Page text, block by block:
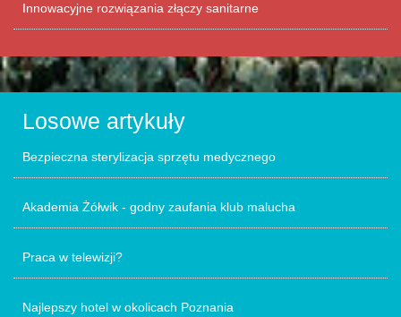
Innowacyjne rozwiązania złączy sanitarne
Losowe artykuły
Bezpieczna sterylizacja sprzętu medycznego
Akademia Żółwik - godny zaufania klub malucha
Praca w telewizji?
Najlepszy hotel w okolicach Poznania